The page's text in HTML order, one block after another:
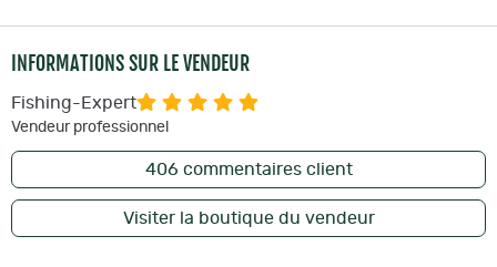
INFORMATIONS SUR LE VENDEUR
Fishing-Expert
Vendeur professionnel
406 commentaires client
Visiter la boutique du vendeur